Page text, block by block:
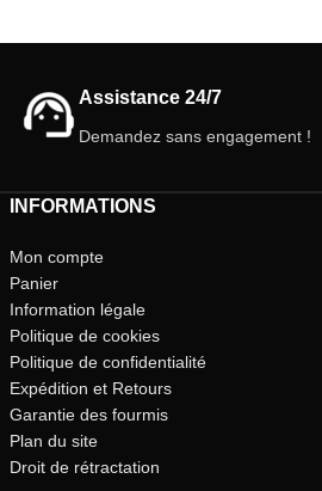
Assistance 24/7
Demandez sans engagement !
INFORMATIONS
Mon compte
Panier
Information légale
Politique de cookies
Politique de confidentialité
Expédition et Retours
Garantie des fourmis
Plan du site
Droit de rétractation